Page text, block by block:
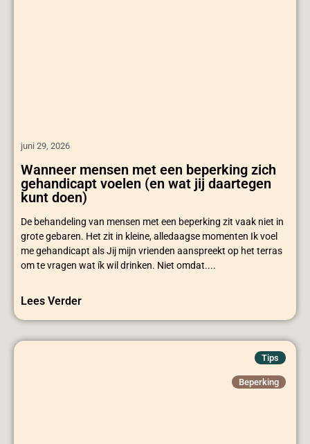
juni 29, 2026
Wanneer mensen met een beperking zich
gehandicapt voelen (en wat jij daartegen
kunt doen)
De behandeling van mensen met een beperking zit vaak niet in
grote gebaren. Het zit in kleine, alledaagse momenten Ik voel
me gehandicapt als Jij mijn vrienden aanspreekt op het terras
om te vragen wat ík wil drinken. Niet omdat....
Lees Verder
Tips
Beperking